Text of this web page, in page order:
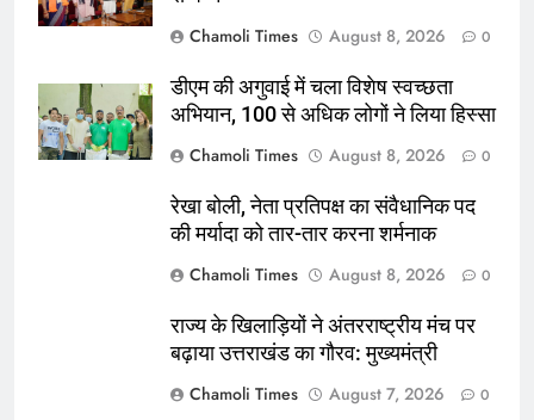
Chamoli Times
August 8, 2026 0
डीएम की अगुवाई में चला विशेष स्वच्छता
अभियान, 100 से अधिक लोगों ने लिया हिस्सा
Chamoli Times
August 8, 2026 0
रेखा बोली, नेता प्रतिपक्ष का संवैधानिक पद
की मर्यादा को तार-तार करना शर्मनाक
Chamoli Times
August 8, 2026 0
राज्य के खिलाड़ियों ने अंतरराष्ट्रीय मंच पर
बढ़ाया उत्तराखंड का गौरव: मुख्यमंत्री
Chamoli Times
August 7, 2026 0